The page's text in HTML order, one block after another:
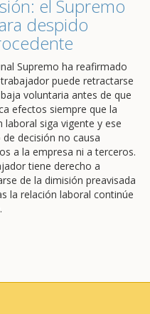
el Supremo
despido
Supremo ha reafirmado
puede retractarse
voluntaria antes de que
efectos siempre que la
laboral siga vigente y ese
decisión no causa
a la empresa ni a terceros.
tiene derecho a
de la dimisión preavisada
la relación laboral continúe